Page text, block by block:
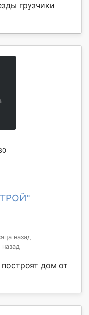
грузчики
назад
дом от